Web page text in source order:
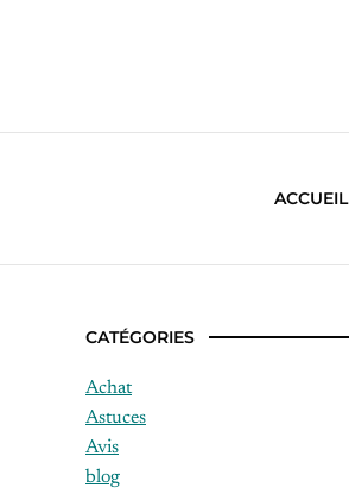
ACCUEIL
CATÉGORIES
Achat
Astuces
Avis
blog